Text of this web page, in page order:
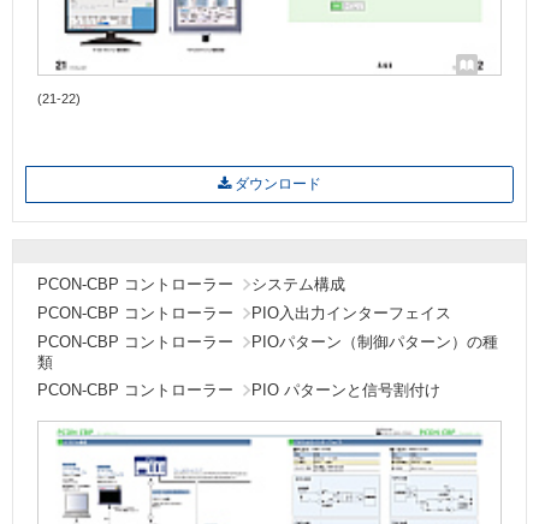
(21-22)
ダウンロード
PCON-CBP コントローラー
システム構成
PCON-CBP コントローラー
PIO入出力インターフェイス
PCON-CBP コントローラー
PIOパターン（制御パターン）の種
類
PCON-CBP コントローラー
PIO パターンと信号割付け